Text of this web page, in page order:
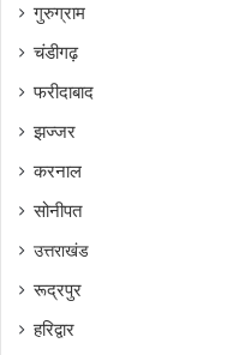
गुरुग्राम
चंडीगढ़
फरीदाबाद
झज्जर
करनाल
सोनीपत
उत्तराखंड
रूद्रपुर
हरिद्वार